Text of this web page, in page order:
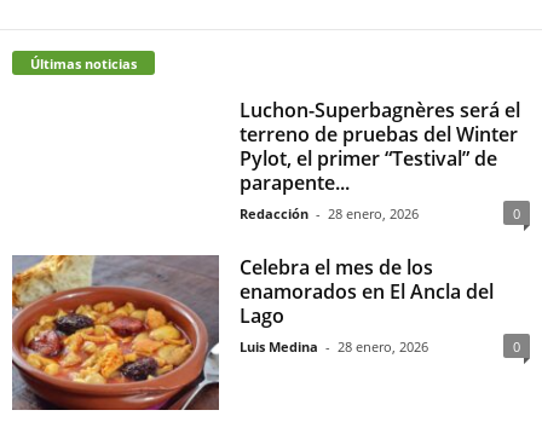
Últimas noticias
Luchon-Superbagnères será el
terreno de pruebas del Winter
Pylot, el primer “Testival” de
parapente...
Redacción - 28 enero, 2026 0
Celebra el mes de los
enamorados en El Ancla del
Lago
Luis Medina - 28 enero, 2026 0